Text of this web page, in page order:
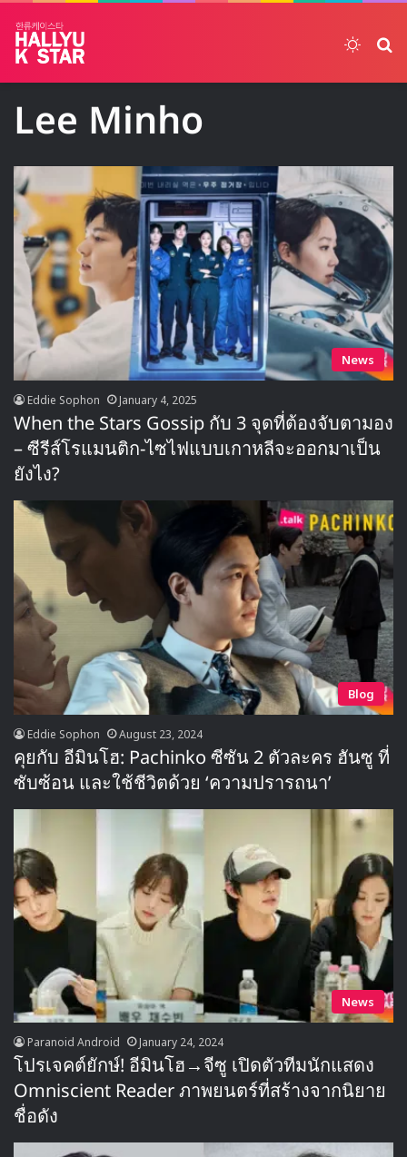
Lee Minho
News
Eddie Sophon January 4, 2025
When the Stars Gossip กับ 3 จุดที่ต้องจับตามอง
– ซีรีส์โรแมนติก-ไซไฟแบบเกาหลีจะออกมาเป็น
ยังไง?
Blog
Eddie Sophon August 23, 2024
คุยกับ อีมินโฮ: Pachinko ซีซัน 2 ตัวละคร ฮันซู ที่
ซับซ้อน และใช้ชีวิตด้วย ‘ความปรารถนา’
News
Paranoid Android January 24, 2024
โปรเจคต์ยักษ์! อีมินโฮ→จีซู เปิดตัวทีมนักแสดง
Omniscient Reader ภาพยนตร์ที่สร้างจากนิยาย
ชื่อดัง